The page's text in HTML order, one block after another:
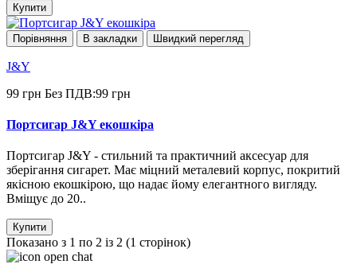
Купити
Порівняння В закладки Швидкий перегляд
J&Y
99 грн Без ПДВ:99 грн
Портсигар J&Y екошкіра
Портсигар J&Y - стильний та практичний аксесуар для
зберігання сигарет. Має міцний металевий корпус, покритий
якісною екошкірою, що надає йому елегантного вигляду.
Вміщує до 20..
Купити
Показано з 1 по 2 із 2 (1 сторінок)